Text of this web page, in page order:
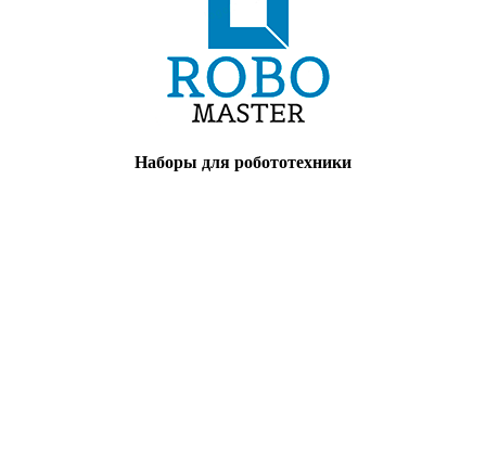
Наборы для робототехники